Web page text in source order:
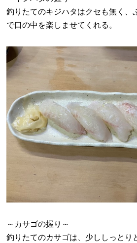
釣りたてのキジハタはクセも無く、
で口の中を楽しませてくれる。
～カサゴの握り～
釣りたてのカサゴは、少ししっとり